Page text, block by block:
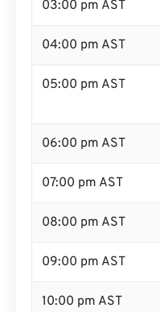
03:00 pm AST
04:00 pm AST
05:00 pm AST
06:00 pm AST
07:00 pm AST
08:00 pm AST
09:00 pm AST
10:00 pm AST